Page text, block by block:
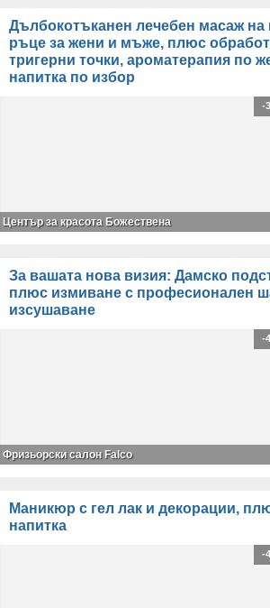
Дълбокотъканен лечебен масаж на
ръце за жени и мъже, плюс
тригерни точки, ароматерапия по
напитка по избор
-
Център за красота Божествена
За вашата нова визия: Дамско
плюс измиване с професионален
изсушаване
-
Фризьорски салон Falco
Маникюр с гел лак и декорации,
напитка
-